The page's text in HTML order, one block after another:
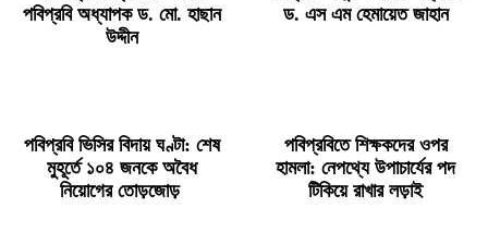
পবিপ্রবি অধ্যাপক ড. মো. হাছান
উদ্দীন
ড. এস এম হেমায়েত জাহান
পবিপ্রবি ভিসির বিদায় ঘণ্টা: শেষ
মুহূর্তে ১০৪ জনকে অবৈধ
নিয়োগের তোড়জোড়
পবিপ্রবিতে শিক্ষকদের ওপর
হামলা: নেপথ্যে উপাচার্যের পদ
টিকিয়ে রাখার লড়াই